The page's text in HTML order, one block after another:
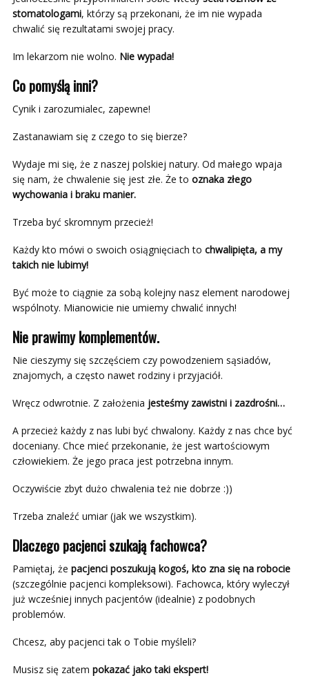
stomatologami, którzy są przekonani, że im nie wypada
chwalić się rezultatami swojej pracy.
Im lekarzom nie wolno. Nie wypada!
Co pomyślą inni?
Cynik i zarozumialec, zapewne!
Zastanawiam się z czego to się bierze?
Wydaje mi się, że z naszej polskiej natury. Od małego wpaja
się nam, że chwalenie się jest złe. Że to oznaka złego
wychowania i braku manier.
Trzeba być skromnym przecież!
Każdy kto mówi o swoich osiągnięciach to chwalipięta, a my
takich nie lubimy!
Być może to ciągnie za sobą kolejny nasz element narodowej
wspólnoty. Mianowicie nie umiemy chwalić innych!
Nie prawimy komplementów.
Nie cieszymy się szczęściem czy powodzeniem sąsiadów,
znajomych, a często nawet rodziny i przyjaciół.
Wręcz odwrotnie. Z założenia jesteśmy zawistni i zazdrośni…
A przecież każdy z nas lubi być chwalony. Każdy z nas chce być
doceniany. Chce mieć przekonanie, że jest wartościowym
człowiekiem. Że jego praca jest potrzebna innym.
Oczywiście zbyt dużo chwalenia też nie dobrze :))
Trzeba znaleźć umiar (jak we wszystkim).
Dlaczego pacjenci szukają fachowca?
Pamiętaj, że pacjenci poszukują kogoś, kto zna się na robocie
(szczególnie pacjenci kompleksowi). Fachowca, który wyleczył
już wcześniej innych pacjentów (idealnie) z podobnych
problemów.
Chcesz, aby pacjenci tak o Tobie myśleli?
Musisz się zatem pokazać jako taki ekspert!